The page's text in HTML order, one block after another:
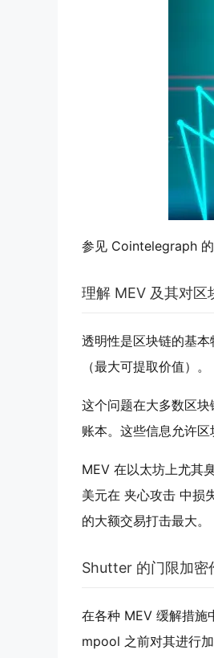
参见 Cointelegraph
理解 MEV 及其对区
透明性是区块链的基
（最大可提取价值）。
这个问题在大多数区
账本。这些信息允许区
MEV 在以太坊上尤其
美元在 夹心攻击 中损
的大额交易打击最大。
Shutter 的门限加密
在各种 MEV 缓解措施
mpool 之前对其进行